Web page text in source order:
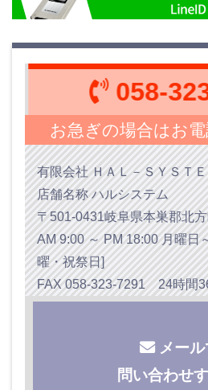
058-
お急ぎの場合はお
有限会社 ＨＡＬ－ＳＹＳＴ
店舗名称 ハルシステム
〒501-0431岐阜県本巣郡北
AM 9:00 ～ PM 18:00 月曜日
曜・祝祭日]
FAX 058-323-7291 24時間
メー
問い合わせ